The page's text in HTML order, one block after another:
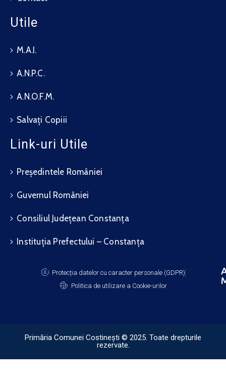
Utile
M.A.I.
A.N.P.C.
A.N.O.F.M.
Salvați Copiii
Link-uri Utile
Președintele României
Guvernul României
Consiliul Județean Constanța
Instituția Prefectului – Constanța
Protecția datelor cu caracter personale (GDPR)
Politica de utilizare a Cookie-urilor
Primăria Comunei Costinești © 2025. Toate drepturile
rezervate.